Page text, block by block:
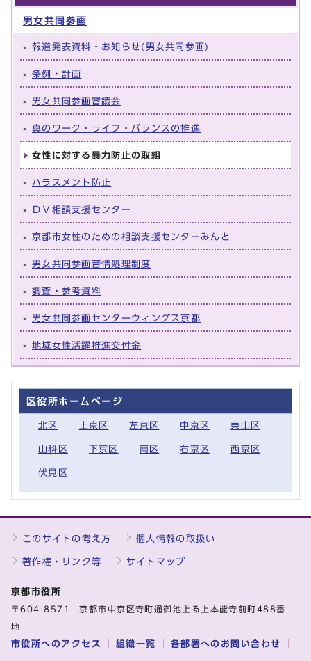
男女共同参画
報道発表資料・お知らせ(男女共同参画)
条例・計画
男女共同参画審議会
真のワーク・ライフ・バランスの推進
女性に対する暴力防止の取組
ハラスメント防止
ＤＶ相談支援センター
京都市女性のための相談支援センターみんと
男女共同参画苦情処理制度
調査・参考資料
男女共同参画センターウィングス京都
地域女性活躍推進交付金
区役所ホームページ
北区 上京区 左京区 中京区 東山区
山科区 下京区 南区 右京区 西京区
伏見区
このサイトの考え方 個人情報の取扱い
著作権・リンク等 サイトマップ
京都市役所
〒604-8571 京都市中京区寺町通御池上る上本能寺前町488番
地
市役所へのアクセス 組織一覧 各部署へのお問い合わせ